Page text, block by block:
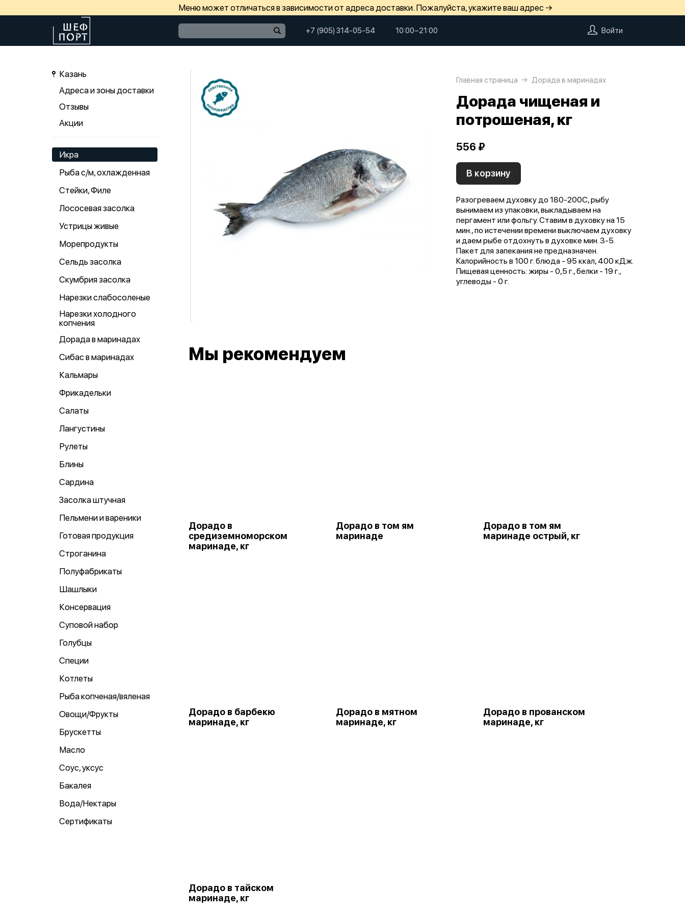
Меню может отличаться в зависимости от адреса доставки. Пожалуйста, укажите ваш адрес →
+7 (905) 314-05-54 10:00−21:00 Войти
Казань
Адреса и зоны доставки
Отзывы
Акции
Икра
Рыба с/м, охлажденная
Стейки, Филе
Лососевая засолка
Устрицы живые
Морепродукты
Сельдь засолка
Скумбрия засолка
Нарезки слабосоленые
Нарезки холодного
копчения
Дорада в маринадах
Сибас в маринадах
Кальмары
Фрикадельки
Салаты
Лангустины
Рулеты
Блины
Сардина
Засолка штучная
Пельмени и вареники
Готовая продукция
Строганина
Полуфабрикаты
Шашлыки
Консервация
Суповой набор
Голубцы
Специи
Котлеты
Рыба копченая/вяленая
Овощи/Фрукты
Брускетты
Масло
Соус, уксус
Бакалея
Вода/Нектары
Сертификаты
Главная страница Дорада в маринадах
Дорада чищеная и
потрошеная, кг
556 ₽
В корзину
Разогреваем духовку до 180-200C, рыбу
вынимаем из упаковки, выкладываем на
пергамент или фольгу. Ставим в духовку на 15
мин., по истечении времени выключаем духовку
и даем рыбе отдохнуть в духовке мин. 3-5.
Пакет для запекания не предназначен.
Калорийность в 100 г. блюда - 95 ккал, 400 кДж.
Пищевая ценность: жиры - 0,5 г., белки - 19 г.,
углеводы - 0 г.
Мы рекомендуем
Дорадо в
средиземноморском
маринаде, кг
Дорадо в том ям
маринаде
Дорадо в том ям
маринаде острый, кг
Дорадо в барбекю
маринаде, кг
Дорадо в мятном
маринаде, кг
Дорадо в прованском
маринаде, кг
Дорадо в тайском
маринаде, кг